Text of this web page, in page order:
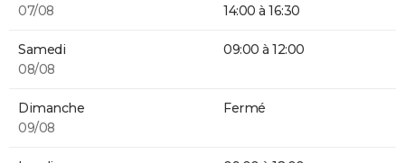
07/08
14:00 à 16:30
Samedi
08/08
09:00 à 12:00
Dimanche
09/08
Fermé